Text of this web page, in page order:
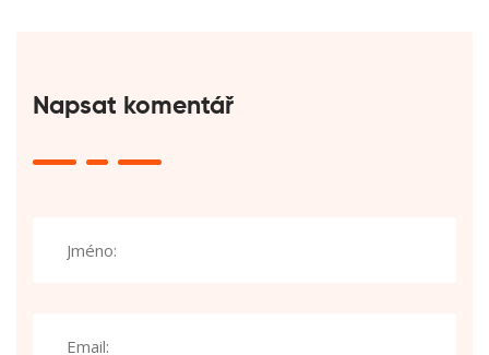
Napsat komentář